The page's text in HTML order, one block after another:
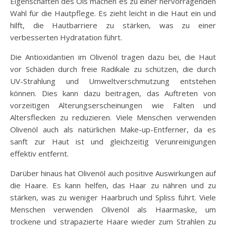
Wahl für die Hautpflege. Es zieht leicht in die Haut ein und
hilft, die Hautbarriere zu stärken, was zu einer
verbesserten Hydratation führt.
Die Antioxidantien im Olivenöl tragen dazu bei, die Haut
vor Schäden durch freie Radikale zu schützen, die durch
UV-Strahlung und Umweltverschmutzung entstehen
können. Dies kann dazu beitragen, das Auftreten von
vorzeitigen Alterungserscheinungen wie Falten und
Altersflecken zu reduzieren. Viele Menschen verwenden
Olivenöl auch als natürlichen Make-up-Entferner, da es
sanft zur Haut ist und gleichzeitig Verunreinigungen
effektiv entfernt.
Darüber hinaus hat Olivenöl auch positive Auswirkungen auf
die Haare. Es kann helfen, das Haar zu nähren und zu
stärken, was zu weniger Haarbruch und Spliss führt. Viele
Menschen verwenden Olivenöl als Haarmaske, um
trockene und strapazierte Haare wieder zum Strahlen zu